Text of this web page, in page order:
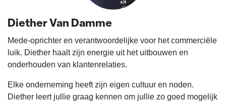
Diether Van Damme
Mede-oprichter en verantwoordelijke voor het commerciële
luik. Diether haalt zijn energie uit het uitbouwen en
onderhouden van klantenrelaties.
Elke onderneming heeft zijn eigen cultuur en noden.
Diether leert jullie graag kennen om jullie zo goed mogelijk